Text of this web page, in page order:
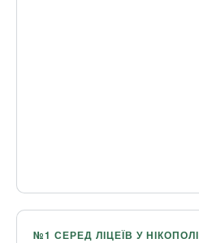
№1 СЕРЕД ЛІЦЕЇВ У НІКОПОЛІ